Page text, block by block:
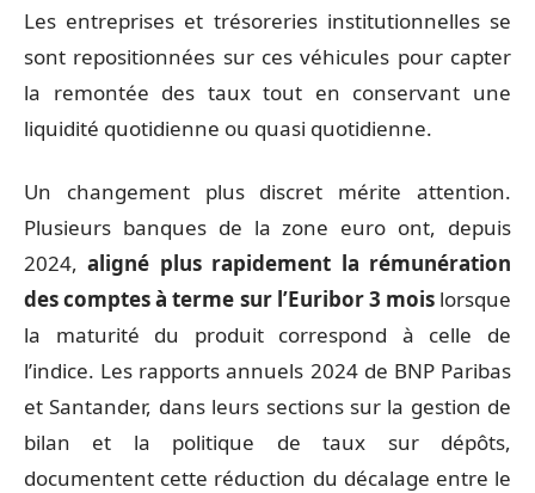
Les entreprises et trésoreries institutionnelles se
sont repositionnées sur ces véhicules pour capter
la remontée des taux tout en conservant une
liquidité quotidienne ou quasi quotidienne.
Un changement plus discret mérite attention.
Plusieurs banques de la zone euro ont, depuis
2024,aligné plus rapidement la rémunération
des comptes à terme sur l’Euribor 3 moislorsque
la maturité du produit correspond à celle de
l’indice. Les rapports annuels 2024 de BNP Paribas
et Santander, dans leurs sections sur la gestion de
bilan et la politique de taux sur dépôts,
documentent cette réduction du décalage entre le